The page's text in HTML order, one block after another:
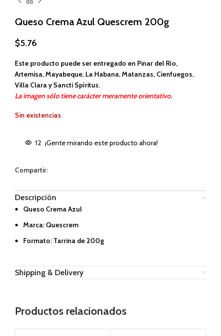
Queso Crema Azul Quescrem 200g
$5.76
Este producto puede ser entregado en Pinar del Río,
Artemisa, Mayabeque, La Habana, Matanzas, Cienfuegos,
Villa Clara y Sancti Spíritus.
La imagen sólo tiene carácter meramente orientativo.
Sin existencias
12 ¡Gente mirando este producto ahora!
Compartir:
Descripción
Queso Crema Azul
Marca: Quescrem
Formato: Tarrina de 200g
Shipping & Delivery
Productos relacionados